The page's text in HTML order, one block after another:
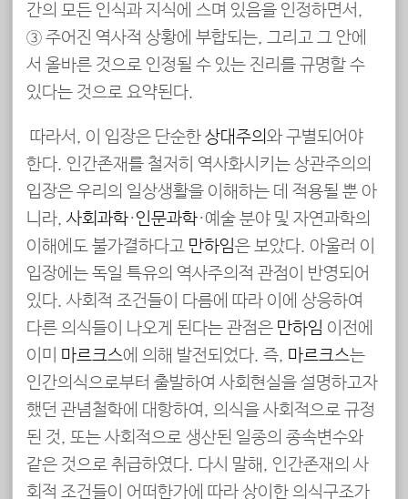
간의 모든 인식과 지식에 스며 있음을 인정하면서,
③ 주어진 역사적 상황에 부합되는, 그리고 그 안에
서 올바른 것으로 인정될 수 있는 진리를 규명할 수
있다는 것으로 요약된다.
따라서, 이 입장은 단순한상대주의와 구별되어야
한다. 인간존재를 철저히 역사화시키는 상관주의의
입장은 우리의 일상생활을 이해하는 데 적용될 뿐 아
니라, 사회과학·인문과학·예술 분야 및 자연과학의
이해에도 불가결하다고 만하임은 보았다. 아울러 이
입장에는 독일 특유의 역사주의적 관점이 반영되어
있다. 사회적 조건들이 다름에 따라 이에 상응하여
다른 의식들이 나오게 된다는 관점은 만하임 이전에
이미 마르크스에 의해 발전되었다. 즉, 마르크스는
인간의식으로부터 출발하여 사회현실을 설명하고자
했던 관념철학에 대항하여, 의식을 사회적으로 규정
된 것, 또는 사회적으로 생산된 일종의 종속변수와
같은 것으로 취급하였다. 다시 말해, 인간존재의 사
회적 조건들이 어떠한가에 따라 상이한 의식구조가